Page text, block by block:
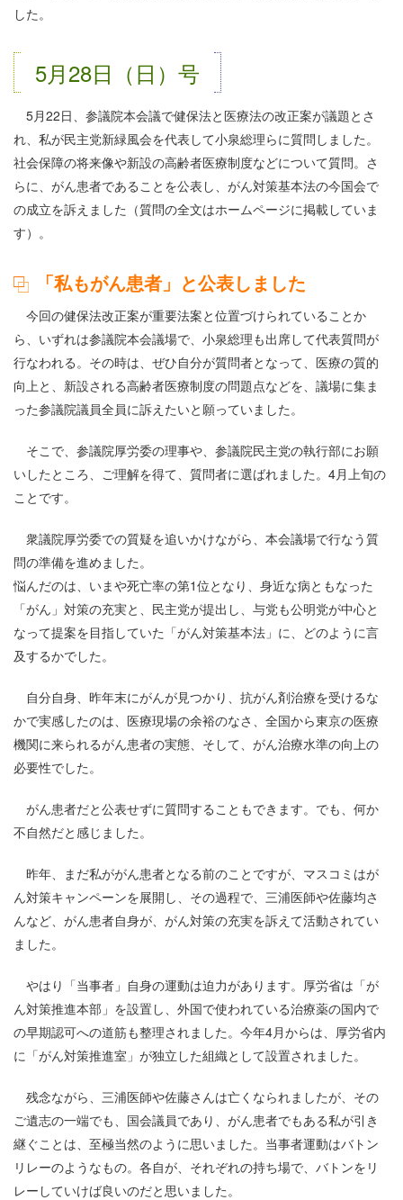
した。
5月28日（日）号
5月22日、参議院本会議で健保法と医療法の改正案が議題とさ
れ、私が民主党新緑風会を代表して小泉総理らに質問しました。
社会保障の将来像や新設の高齢者医療制度などについて質問。さ
らに、がん患者であることを公表し、がん対策基本法の今国会で
の成立を訴えました（質問の全文はホームページに掲載していま
す）。
「私もがん患者」と公表しました
今回の健保法改正案が重要法案と位置づけられていることか
ら、いずれは参議院本会議場で、小泉総理も出席して代表質問が
行なわれる。その時は、ぜひ自分が質問者となって、医療の質的
向上と、新設される高齢者医療制度の問題点などを、議場に集ま
った参議院議員全員に訴えたいと願っていました。
そこで、参議院厚労委の理事や、参議院民主党の執行部にお願
いしたところ、ご理解を得て、質問者に選ばれました。4月上旬の
ことです。
衆議院厚労委での質疑を追いかけながら、本会議場で行なう質
問の準備を進めました。
悩んだのは、いまや死亡率の第1位となり、身近な病ともなった
「がん」対策の充実と、民主党が提出し、与党も公明党が中心と
なって提案を目指していた「がん対策基本法」に、どのように言
及するかでした。
自分自身、昨年末にがんが見つかり、抗がん剤治療を受けるな
かで実感したのは、医療現場の余裕のなさ、全国から東京の医療
機関に来られるがん患者の実態、そして、がん治療水準の向上の
必要性でした。
がん患者だと公表せずに質問することもできます。でも、何か
不自然だと感じました。
昨年、まだ私ががん患者となる前のことですが、マスコミはが
ん対策キャンペーンを展開し、その過程で、三浦医師や佐藤均さ
んなど、がん患者自身が、がん対策の充実を訴えて活動されてい
ました。
やはり「当事者」自身の運動は迫力があります。厚労省は「が
ん対策推進本部」を設置し、外国で使われている治療薬の国内で
の早期認可への道筋も整理されました。今年4月からは、厚労省内
に「がん対策推進室」が独立した組織として設置されました。
残念ながら、三浦医師や佐藤さんは亡くなられましたが、その
ご遺志の一端でも、国会議員であり、がん患者でもある私が引き
継ぐことは、至極当然のように思いました。当事者運動はバトン
リレーのようなもの。各自が、それぞれの持ち場で、バトンをリ
レーしていけば良いのだと思いました。